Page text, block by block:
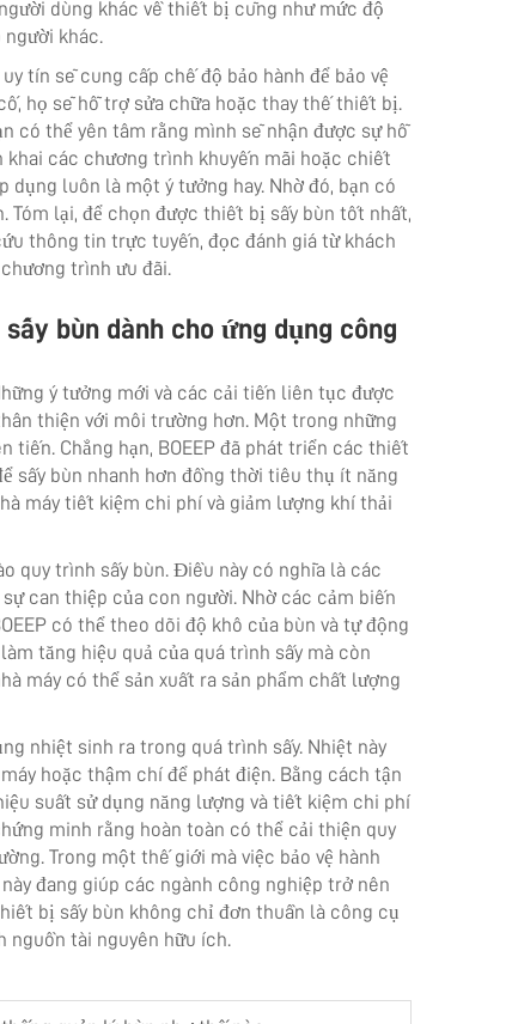
dùng khác về thiết bị cũng như mức độ
người khác.
tín sẽ cung cấp chế độ bảo hành để bảo vệ
họ sẽ hỗ trợ sửa chữa hoặc thay thế thiết bị.
có thể yên tâm rằng mình sẽ nhận được sự hỗ
các chương trình khuyến mãi hoặc chiết
dụng luôn là một ý tưởng hay. Nhờ đó, bạn có
lại, để chọn được thiết bị sấy bùn tốt nhất,
thông tin trực tuyến, đọc đánh giá từ khách
trình ưu đãi.
bùn dành cho ứng dụng công
ý tưởng mới và các cải tiến liên tục được
thiện với môi trường hơn. Một trong những
tiến. Chẳng hạn, BOEEP đã phát triển các thiết
sấy bùn nhanh hơn đồng thời tiêu thụ ít năng
máy tiết kiệm chi phí và giảm lượng khí thải
quy trình sấy bùn. Điều này có nghĩa là các
can thiệp của con người. Nhờ các cảm biến
có thể theo dõi độ khô của bùn và tự động
tăng hiệu quả của quá trình sấy mà còn
máy có thể sản xuất ra sản phẩm chất lượng
nhiệt sinh ra trong quá trình sấy. Nhiệt này
hoặc thậm chí để phát điện. Bằng cách tận
suất sử dụng năng lượng và tiết kiệm chi phí
minh rằng hoàn toàn có thể cải thiện quy
Trong một thế giới mà việc bảo vệ hành
đang giúp các ngành công nghiệp trở nên
bị sấy bùn không chỉ đơn thuần là công cụ
nguồn tài nguyên hữu ích.